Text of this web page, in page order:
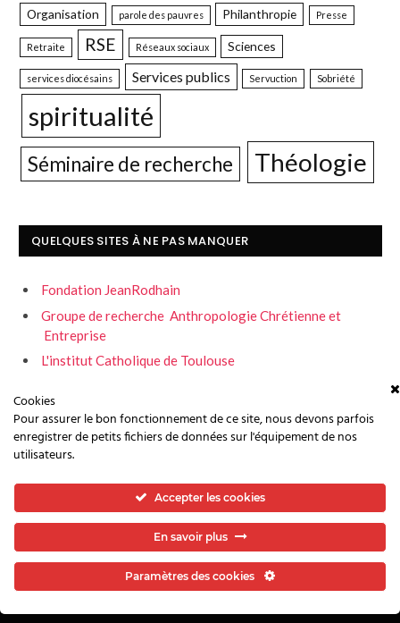
Organisation parole des pauvres Philanthropie Presse
Retraite RSE Réseaux sociaux Sciences
services diocésains Services publics Servuction Sobriété
spiritualité
Séminaire de recherche Théologie
QUELQUES SITES À NE PAS MANQUER
Fondation JeanRodhain
Groupe de recherche Anthropologie Chrétienne et
Entreprise
L'institut Catholique de Toulouse
CONFIDENTIALITÉ ET VIE PRIVÉE
INFOS LÉGALES
© 2026 Give 3
Cookies
Pour assurer le bon fonctionnement de ce site, nous devons parfois
enregistrer de petits fichiers de données sur l'équipement de nos
utilisateurs.
Accepter les cookies
En savoir plus
Paramètres des cookies